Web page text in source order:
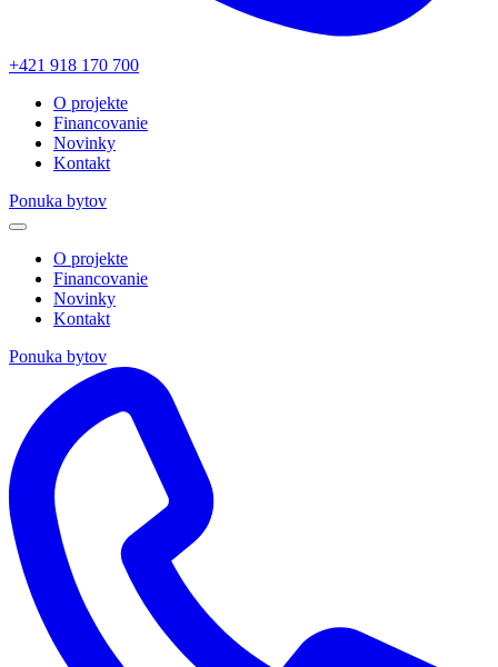
+421 918 170 700
O projekte
Financovanie
Novinky
Kontakt
Ponuka bytov
O projekte
Financovanie
Novinky
Kontakt
Ponuka bytov